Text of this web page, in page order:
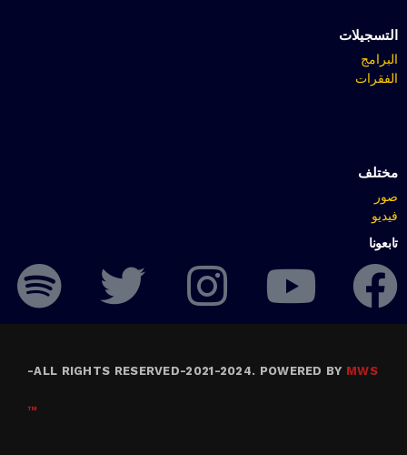
التسجيلات
البرامج
الفقرات
مختلف
صور
فيديو
تابعونا
ALL RIGHTS RESERVED-2021-2024. POWERED BY MWS
-
™